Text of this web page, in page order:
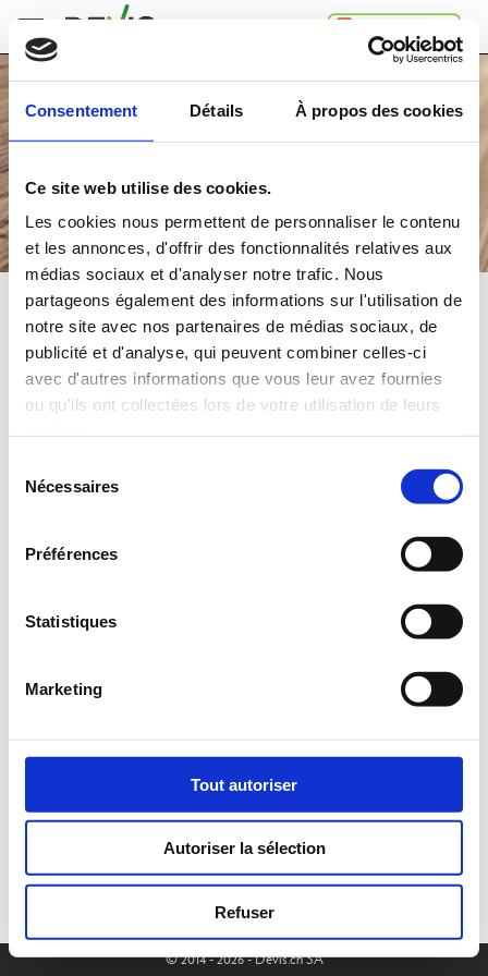
Consentement Détails À propos des cookies
Ce site web utilise des cookies.
Les cookies nous permettent de personnaliser le contenu
et les annonces, d'offrir des fonctionnalités relatives aux
médias sociaux et d'analyser notre trafic. Nous
partageons également des informations sur l'utilisation de
notre site avec nos partenaires de médias sociaux, de
publicité et d'analyse, qui peuvent combiner celles-ci
avec d'autres informations que vous leur avez fournies
ou qu'ils ont collectées lors de votre utilisation de leurs
Nécessaires
Préférences
Statistiques
Marketing
Tout autoriser
Autoriser la sélection
Refuser
Accueil
ça
A
propos
Devis.ch
SA
Contact
Espace
entreprises
Mentions
légales
POSE DE PARQUET
Comparezgratuitement
jusqu'à 4 devis
et choisissez lameilleure offre
Dans quelle région souhaitez-vous faire vos travaux?
© 2014 - 2026 - Devis.ch SA